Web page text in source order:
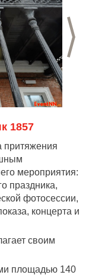
1857
притяжения
мероприятия:
праздника,
фотосессии,
концерта и
своим
площадью 140